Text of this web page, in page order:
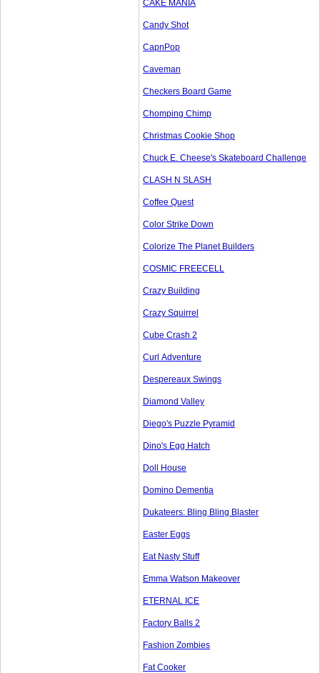
CAKE MANIA
Candy Shot
CapnPop
Caveman
Checkers Board Game
Chomping Chimp
Christmas Cookie Shop
Chuck E. Cheese's Skateboard Challenge
CLASH N SLASH
Coffee Quest
Color Strike Down
Colorize The Planet Builders
COSMIC FREECELL
Crazy Building
Crazy Squirrel
Cube Crash 2
Curl Adventure
Despereaux Swings
Diamond Valley
Diego's Puzzle Pyramid
Dino's Egg Hatch
Doll House
Domino Dementia
Dukateers: Bling Bling Blaster
Easter Eggs
Eat Nasty Stuff
Emma Watson Makeover
ETERNAL ICE
Factory Balls 2
Fashion Zombies
Fat Cooker